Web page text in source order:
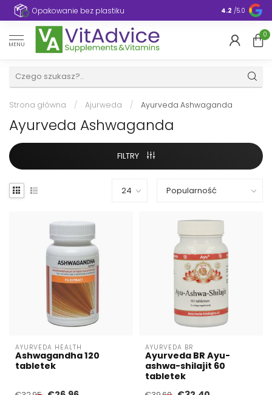
Opakowanie bez plastiku 4.2 /5.0
MENU
0
Strona główna / Ajurweda / Ayurveda Ashwaganda
Ayurveda Ashwaganda
FILTRY
AYURVEDA HEALTH
Ashwagandha 120
tabletek
AYURVEDA BR
Ayurveda BR Ayu-
ashwa-shilajit 60
tabletek